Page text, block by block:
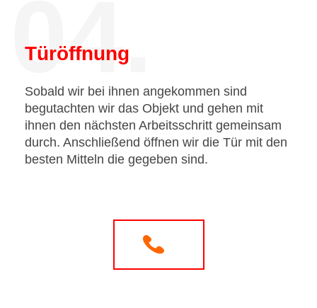
04.
Türöffnung
Sobald wir bei ihnen angekommen sind
begutachten wir das Objekt und gehen mit
ihnen den nächsten Arbeitsschritt gemeinsam
durch. Anschließend öffnen wir die Tür mit den
besten Mitteln die gegeben sind.